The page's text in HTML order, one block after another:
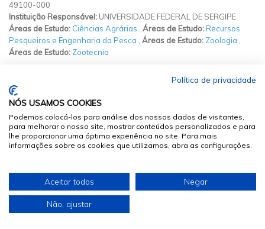
49100-000
Instituição Responsável: UNIVERSIDADE FEDERAL DE SERGIPE
Áreas de Estudo: Ciências Agrárias Áreas de Estudo:Recursos
Pesqueiros e Engenharia da Pesca
Áreas de Estudo: Zoologia
Áreas de Estudo: Zootecnia
ACTAFISH - ACTA OF FISHERIES AND AQUATIC
RESOURCES
Início Publicação:31/12/2015
2357-8068
http://www.seer.ufs.br/index.php/ActaFish/index
Av. Marechal Rondon, s/n, Jd. Rosa Elze
Política de privacidade
NÓS USAMOS COOKIES
Podemos colocá-los para análise dos nossos dados de visitantes,
para melhorar o nosso site, mostrar conteúdos personalizados e para
lhe proporcionar uma óptima experiência no site. Para mais
informações sobre os cookies que utilizamos, abra as configurações.
Aceitar todos Negar
Não, ajustar